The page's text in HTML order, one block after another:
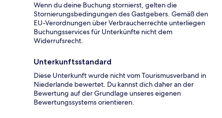
Wenn du deine Buchung stornierst, gelten die
Stornierungsbedingungen des Gastgebers. Gemäß den
EU-Verordnungen über Verbraucherrechte unterliegen
Buchungsservices für Unterkünfte nicht dem
Widerrufsrecht.
Unterkunftsstandard
Diese Unterkunft wurde nicht vom Tourismusverband in
Niederlande bewertet. Du kannst dich daher an der
Bewertung auf der Grundlage unseres eigenen
Bewertungssystems orientieren.